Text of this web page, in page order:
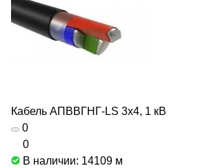
Кабель АПВВГНГ-LS 3х4, 1 кВ
0
0
В наличии: 14109 м